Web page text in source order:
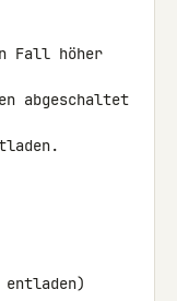
Fall höher
abgeschaltet